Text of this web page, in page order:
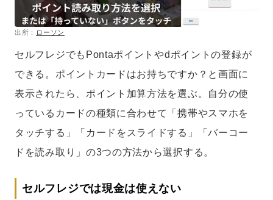
出所： ローソン
セルフレジでもPontaポイントやdポイントの登録が
できる。ポイントカードはお持ちですか？と画面に
表示されたら、ポイント加算方法を選ぶ。自分の使
っているカードの種類に合わせて「携帯やスマホを
タッチする」「カードをスライドする」「バーコー
ドを読み取り」の3つの方法から選択する。
セルフレジでは現金は使えない